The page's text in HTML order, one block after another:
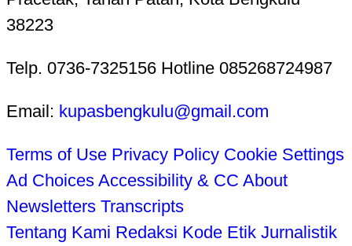
38223
Telp. 0736-7325156 Hotline 085268724987
Email: kupasbengkulu@gmail.com
Terms of Use Privacy Policy Cookie Settings
Ad Choices Accessibility & CC About
Newsletters Transcripts
Tentang Kami Redaksi Kode Etik Jurnalistik